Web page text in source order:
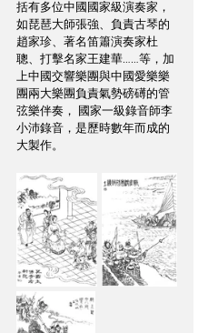
括有多位中國國家級演奏家，
如琵琶大師張強、負責古琴的
趙家珍、著名笛簫演奏家杜
聰、打擊名家王建華……等，加
上中國交響樂團與中國愛樂樂
團兩大樂團負責氣勢磅礡的管
弦樂伴奏， 國家一級錄音師李
小沛錄音，是歷時數年而成的
大製作。